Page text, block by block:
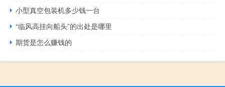
小型真空包装机多少钱一台
“临风高挂向船头”的出处是哪里
期货是怎么赚钱的